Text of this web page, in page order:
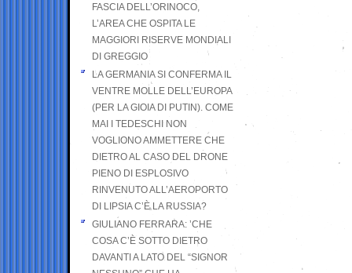
FASCIA DELL’ORINOCO,
L’AREA CHE OSPITA LE
MAGGIORI RISERVE MONDIALI
DI GREGGIO
LA GERMANIA SI CONFERMA IL
VENTRE MOLLE DELL’EUROPA
(PER LA GIOIA DI PUTIN). COME
MAI I TEDESCHI NON
VOGLIONO AMMETTERE CHE
DIETRO AL CASO DEL DRONE
PIENO DI ESPLOSIVO
RINVENUTO ALL’AEROPORTO
DI LIPSIA C’È LA RUSSIA?
GIULIANO FERRARA: ’CHE
COSA C’È SOTTO DIETRO
DAVANTI A LATO DEL “SIGNOR